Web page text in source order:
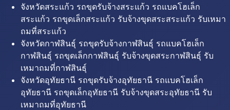
จังหวัดสระแก้ว รถขุดรับจ้างสระแก้ว รถแบคโฮเล็ก
สระแก้ว รถขุดเล็กสระแก้ว รับจ้างขุดสระสระแก้ว รับเหมา
ถมที่สระแก้ว
จังหวัดกาฬสินธุ์ รถขุดรับจ้างกาฬสินธุ์ รถแบคโฮเล็ก
กาฬสินธุ์ รถขุดเล็กกาฬสินธุ์ รับจ้างขุดสระกาฬสินธุ์ รับ
เหมาถมที่กาฬสินธุ์
จังหวัดอุทัยธานี รถขุดรับจ้างอุทัยธานี รถแบคโฮเล็ก
อุทัยธานี รถขุดเล็กอุทัยธานี รับจ้างขุดสระอุทัยธานี รับ
เหมาถมที่อุทัยธานี